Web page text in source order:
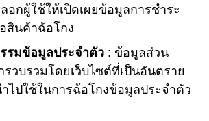
อกผู้ใช้ให้เปิดเผยข้อมูลการชำระ
สินค้าฉ้อโกง
รมข้อมูลประจำตัว : ข้อมูลส่วน
วบรวมโดยเว็บไซต์ที่เป็นอันตราย
ไปใช้ในการฉ้อโกงข้อมูลประจำตัว